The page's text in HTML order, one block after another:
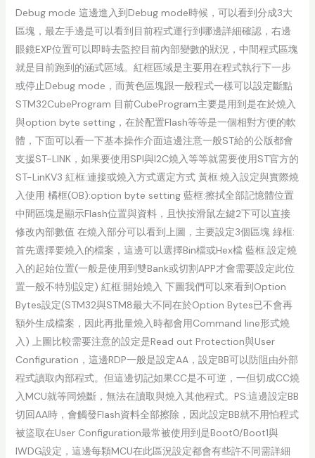
Debug mode 這邊進入到Debug mode時候，可以看到分成3大
區塊，最左手邊是可以看到目前程式運行到哪邊詳細確認，右邊
眼鏡EXP位置可以即時去監控目前內部變數的狀況，中間程式區塊
就是目前跑到的涵式區域。紅框區域是主要用在程式執行下一步
或停止Debug mode，而黃色區塊跟一般程式一樣可以設定斷點
STM32CubeProgram 目前CubeProgram主要是用到是在於燒入
與option byte setting，在於配置Flash等等是一個相對方便的軟
體，下面可以看一下基本操作介面這邊注意一般ST給的公版都會
支援ST-LINK，如果要使用SPI與I2C燒入等等就需要使用ST官方的
ST-LinKV3 紅框:連接或燒入方式選定方式 黃框:燒入設定與實際燒
入使用 橘框(OB):option byte setting 藍框:擦拭全部記憶體位置
中間區塊是顯示Flash位置與資料，且快按滑鼠左鍵2下可以直接
修改內部數值 在燒入部分可以看到上圖，主要設定3個區塊 綠框:
首先選擇要燒入的檔案，這邊可以選擇Bin檔或Hex檔 藍框:設定燒
入的起始位置(一般是使用到雙Bank或切割APP才會需要設定此位
置一般不特別設定) 紅框:開始燒入 下圖我們可以來看到Option
Bytes設定(STM32與STM8最大不同在於Option Bytes已不會再
額外生成檔案，因此再批量燒入時都會用Command line形式燒
入) 上圖比較需要注意的設定是Read out Protection與User
Configuration，這邊RDP一般是設定AA，設定BB可以防阻由外部
程式讀取內部程式。但這邊切記如果CC是不可逆，一但切成CC燒
入MCU就等同燒斷，無法在讀取與燒入其他程式。PS:這邊設定BB
切回AA時，會觸發Flash資料全部擦除，因此設定BB就不用怕程式
被盜取在User Configuration最常被使用到是Boot0/Boot1與
IWDG設定，這邊每顆MCU在此區況設定都會有些許不同需詳細